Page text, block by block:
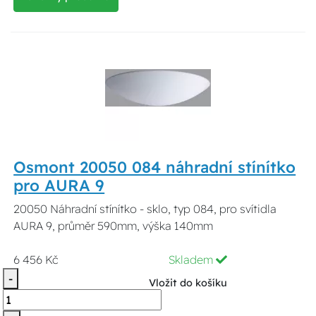
Osmont 20050 084 náhradní stínítko
pro AURA 9
20050 Náhradní stínítko - sklo, typ 084, pro svítidla
AURA 9, průměr 590mm, výška 140mm
6 456 Kč
Skladem
-
Vložit do košíku